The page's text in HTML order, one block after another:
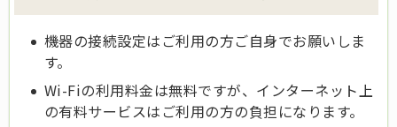
機器の接続設定はご利用の方ご自身でお願いしま
す。
Wi-Fiの利用料金は無料ですが、インターネット上
の有料サービスはご利用の方の負担になります。